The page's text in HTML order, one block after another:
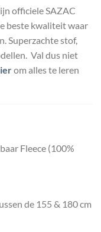
officiele SAZAC
beste kwaliteit waar
Superzachte stof,
Val dus niet
om alles te leren
Fleece (100%
de 155 & 180 cm